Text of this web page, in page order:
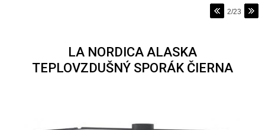
2/23
LA NORDICA ALASKA
TEPLOVZDUŠNÝ SPORÁK ČIERNA